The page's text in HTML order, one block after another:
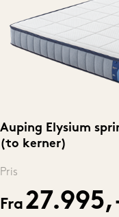
Auping Elysium
(to kerner)
Pris
Fra